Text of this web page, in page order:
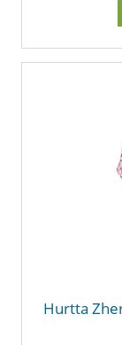
Hurtta